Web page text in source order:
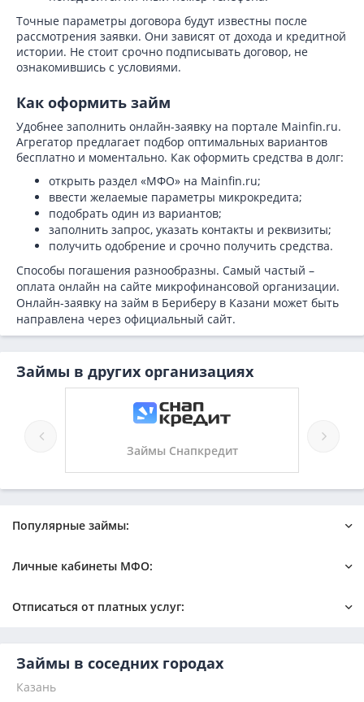
Точные параметры договора будут известны после
рассмотрения заявки. Они зависят от дохода и кредитной
истории. Не стоит срочно подписывать договор, не
ознакомившись с условиями.
Как оформить займ
Удобнее заполнить онлайн-заявку на портале Mainfin.ru.
Агрегатор предлагает подбор оптимальных вариантов
бесплатно и моментально. Как оформить средства в долг:
открыть раздел «МФО» на Mainfin.ru;
ввести желаемые параметры микрокредита;
подобрать один из вариантов;
заполнить запрос, указать контакты и реквизиты;
получить одобрение и срочно получить средства.
Способы погашения разнообразны. Самый частый –
оплата онлайн на сайте микрофинансовой организации.
Онлайн-заявку на займ в Бериберу в Казани может быть
направлена через официальный сайт.
Займы в других организациях
Займы Снапкредит
Популярные займы:
Новые микрозаймы
Деньги под залог ПТС
Без отказа
На карту
По паспорту
Мгновенный
Личные кабинеты МФО:
Лайм займ
Веб займ
Турбозайм
Финтерра
Кредит плюс
Отписаться от платных услуг:
ФастМФО отписаться
Дам Капитал отписаться
Веб-займ отписаться
Без переплаты отписаться
Каширо отписаться
Займы в соседних городах
Казань